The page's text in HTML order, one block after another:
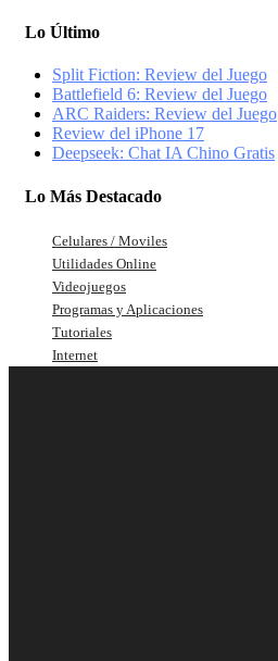
Lo Último
Split Fiction: Review del Juego
Battlefield 6: Review del Juego
ARC Raiders: Review del Juego
Review del iPhone 17
Deepseek: Chat IA Chino Gratis
Lo Más Destacado
Celulares / Moviles
Utilidades Online
Videojuegos
Programas y Aplicaciones
Tutoriales
Internet